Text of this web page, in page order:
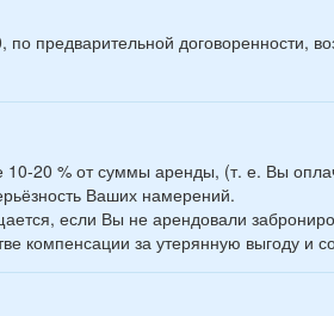
предварительной договоренности,
10-20 % от суммы аренды, (т. е. Вы
Ваших намерений.
если Вы не арендовали
компенсации за утерянную выгоду и